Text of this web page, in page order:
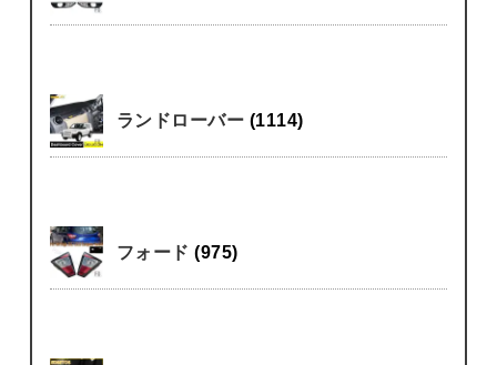
ランドローバー (1114)
フォード(975)